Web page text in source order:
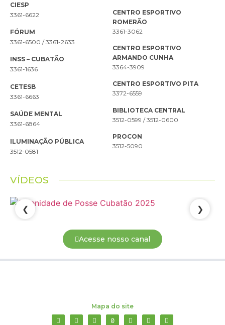
CIESP
3361-6622
FÓRUM
3361-6500 / 3361-2633
INSS – CUBATÃO
3361-1636
CETESB
3361-6663
SAÚDE MENTAL
3361-6864
ILUMINAÇÃO PÚBLICA
3512-0581
CENTRO ESPORTIVO
ROMERÃO
3361-3062
CENTRO ESPORTIVO
ARMANDO CUNHA
3364-3909
CENTRO ESPORTIVO PITA
3372-6559
BIBLIOTECA CENTRAL
3512-0599 / 3512-0600
PROCON
3512-5090
VÍDEOS
❮ ❯
Acesse nosso canal
Mapa do site